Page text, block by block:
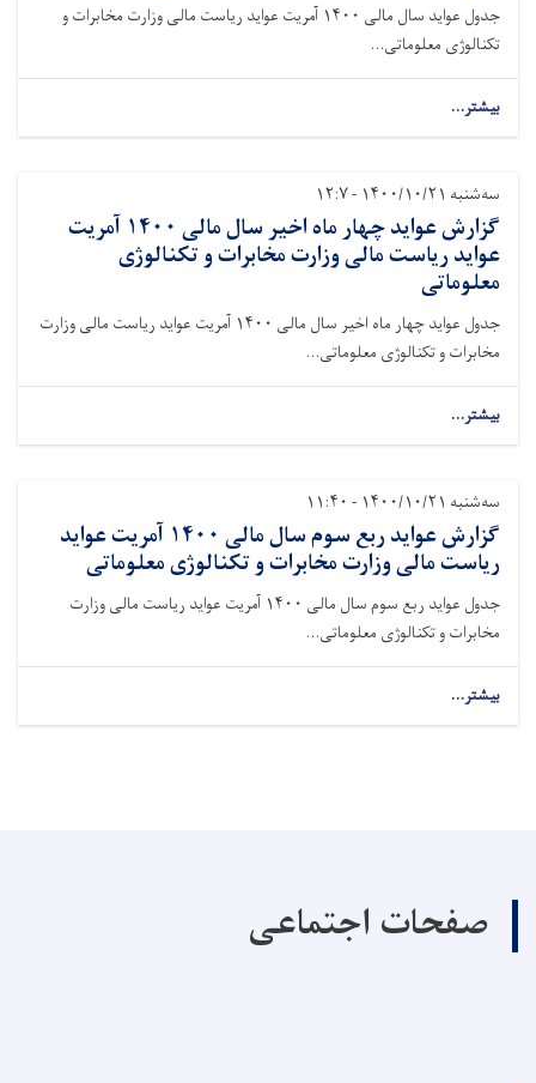
جدول عواید سال مالی ۱۴۰۰ آمریت عواید ریاست مالی وزارت مخابرات و
تکنالوژی معلوماتی...
بیشتر...
سه‌شنبه ۱۴۰۰/۱۰/۲۱ - ۱۲:۷
گزارش عواید چهار ماه اخیر سال مالی ۱۴۰۰ آمریت
عواید ریاست مالی وزارت مخابرات و تکنالوژی
معلوماتی
جدول عواید چهار ماه اخیر سال مالی ۱۴۰۰ آمریت عواید ریاست مالی وزارت
مخابرات و تکنالوژی معلوماتی...
بیشتر...
سه‌شنبه ۱۴۰۰/۱۰/۲۱ - ۱۱:۴۰
گزارش عواید ربع سوم سال مالی ۱۴۰۰ آمریت عواید
ریاست مالی وزارت مخابرات و تکنالوژی معلوماتی
جدول عواید ربع سوم سال مالی ۱۴۰۰ آمریت عواید ریاست مالی وزارت
مخابرات و تکنالوژی معلوماتی...
بیشتر...
صفحات اجتماعی